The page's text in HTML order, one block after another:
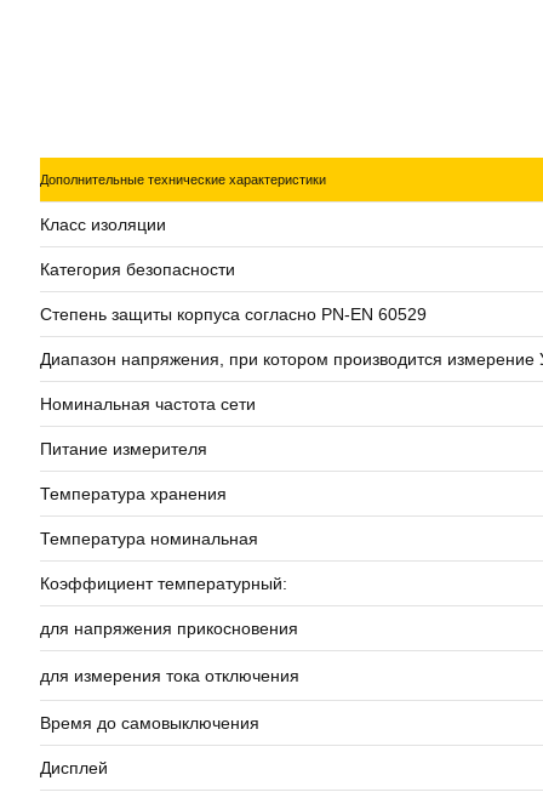
Дополнительные технические характеристики
Класс изоляции
Категория безопасности
Степень защиты корпуса согласно PN-EN 60529
Диапазон напряжения, при котором производится
Номинальная частота сети
Питание измерителя
Температура хранения
Температура номинальная
Коэффициент температурный:
для напряжения прикосновения
для измерения тока отключения
Время до самовыключения
Дисплей